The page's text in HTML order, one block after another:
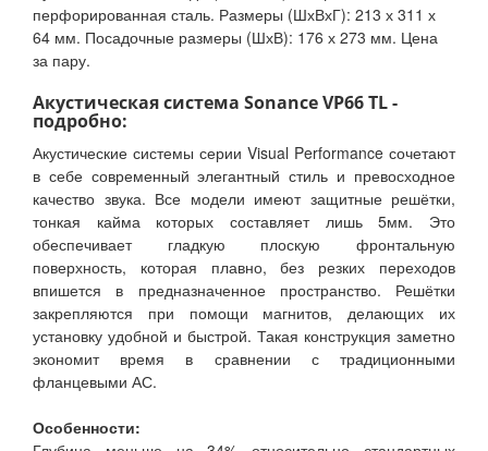
перфорированная сталь. Размеры (ШхВхГ): 213 х 311 х
64 мм. Посадочные размеры (ШхВ): 176 х 273 мм. Цена
за пару.
Акустическая система Sonance VP66 TL -
подробно:
Акустические системы серии Visual Performance сочетают
в себе современный элегантный стиль и превосходное
качество звука. Все модели имеют защитные решётки,
тонкая кайма которых составляет лишь 5мм. Это
обеспечивает гладкую плоскую фронтальную
поверхность, которая плавно, без резких переходов
впишется в предназначенное пространство. Решётки
закрепляются при помощи магнитов, делающих их
установку удобной и быстрой. Такая конструкция заметно
экономит время в сравнении с традиционными
фланцевыми АС.
Особенности: